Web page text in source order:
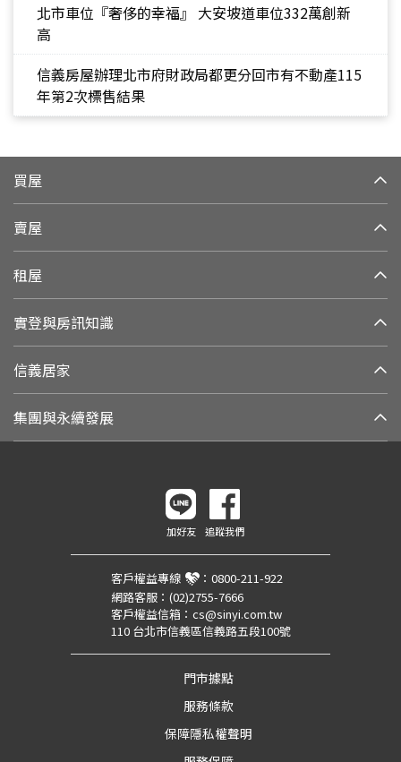
北市車位『奢侈的幸福』 大安坡道車位332萬創新
高
信義房屋辦理北市府財政局都更分回市有不動產115
年第2次標售結果
買屋
賣屋
租屋
實登與房訊知識
信義居家
集團與永續發展
加好友 追蹤我們
客戶權益專線 ： 0800-211-922
網路客服： (02)2755-7666
客戶權益信箱： cs@sinyi.com.tw
110 台北市信義區信義路五段100號
門市據點
服務條款
保障隱私權聲明